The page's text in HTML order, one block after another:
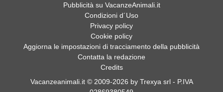
Pubblicità su VacanzeAnimali.it
Condizioni d´Uso
Privacy policy
Cookie policy
Aggiorna le impostazioni di tracciamento della pubblicità
Contatta la redazione
Credits
Vacanzeanimali.it © 2009-2026 by Trexya srl - P.IVA